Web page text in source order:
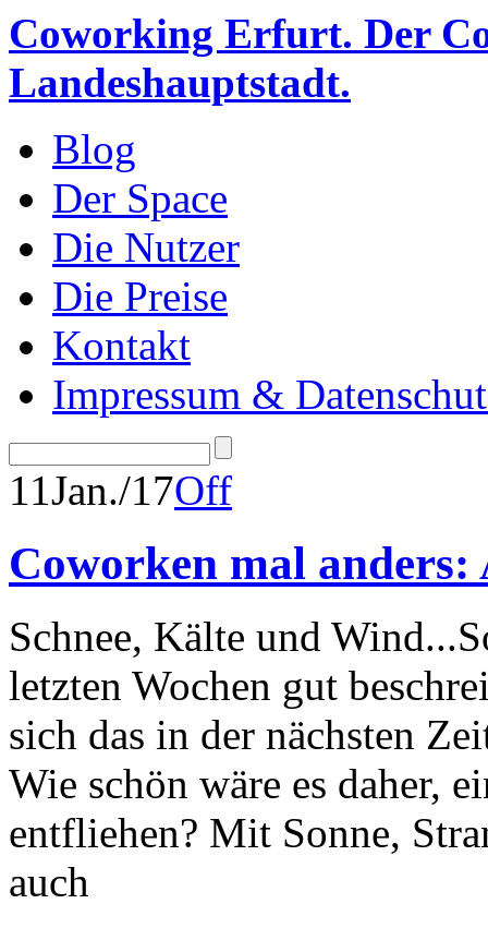
Coworking Erfurt. Der
Landeshauptstadt.
Blog
Der Space
Die Nutzer
Die Preise
Kontakt
Impressum &
11Jan./17Off
Coworken mal anders:
Schnee, Kälte und
letzten Wochen gut
sich das in der nächsten
Wie schön wäre es daher,
entfliehen? Mit Sonne,
auch